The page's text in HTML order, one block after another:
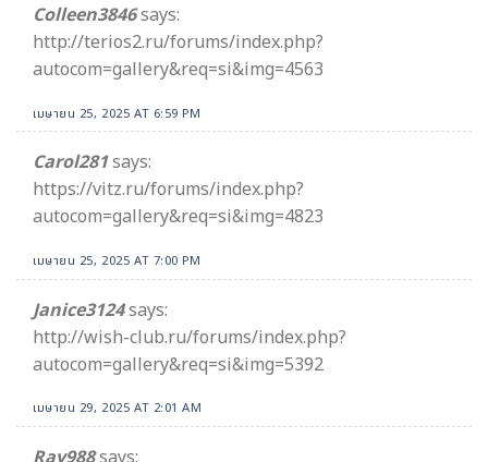
Colleen3846says:
http://terios2.ru/forums/index.php?
autocom=gallery&req=si&img=4563
เมษายน 25, 2025 AT 6:59 PM
Carol281says:
https://vitz.ru/forums/index.php?
autocom=gallery&req=si&img=4823
เมษายน 25, 2025 AT 7:00 PM
Janice3124says:
http://wish-club.ru/forums/index.php?
autocom=gallery&req=si&img=5392
เมษายน 29, 2025 AT 2:01 AM